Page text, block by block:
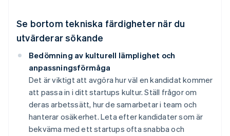
Se bortom tekniska färdigheter när du
utvärderar sökande
Bedömning av kulturell lämplighet och
anpassningsförmåga
Det är viktigt att avgöra hur väl en kandidat kommer
att passa in i ditt startups kultur. Ställ frågor om
deras arbetssätt, hur de samarbetar i team och
hanterar osäkerhet. Leta efter kandidater som är
bekväma med ett startups ofta snabba och